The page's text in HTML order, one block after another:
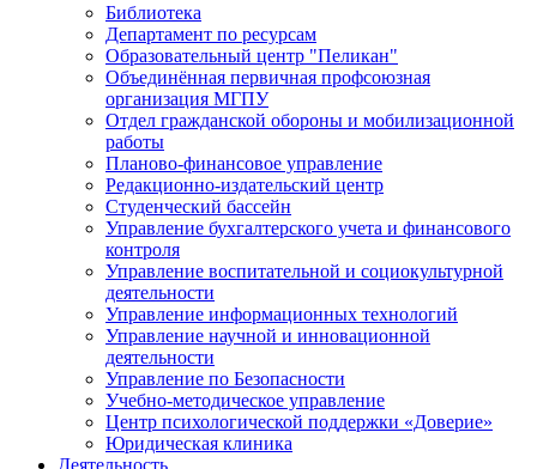
Библиотека
Департамент по ресурсам
Образовательный центр "Пеликан"
Объединённая первичная профсоюзная
организация МГПУ
Отдел гражданской обороны и мобилизационной
работы
Планово-финансовое управление
Редакционно-издательский центр
Студенческий бассейн
Управление бухгалтерского учета и финансового
контроля
Управление воспитательной и социокультурной
деятельности
Управление информационных технологий
Управление научной и инновационной
деятельности
Управление по Безопасности
Учебно-методическое управление
Центр психологической поддержки «Доверие»
Юридическая клиника
Деятельность